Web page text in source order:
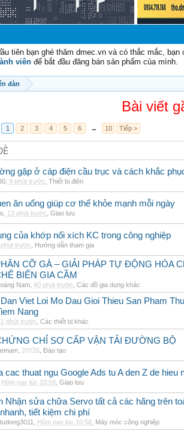
tiên bạn ghé thăm dmec.vn và có thắc mắc, bạn
viên để bắt đầu đăng bán sản phẩm của mình.
đàn
Bài viết
1 2 3 4 5 6 → 10 Tiếp >
gặp ở cáp điện cầu trục và cách khắc
9 phút trước Thiết bị điện
ăn uống giúp cơ thể khỏe mạnh mỗi ngày
13 phút trước Giao lưu
của khớp nối xích KC trong công nghiệp
phút trước Hướng dẫn tham gia
CỠ GÀ – GIẢI PHÁP TỰ ĐỘNG HÓA
BIẾN GIA CẦM
Nam 40 phút trước Các đồ gia dụng khác
Viet Loi Mo Dau Gioi Thieu San Pham
Nang
phút trước Các thiết bị khác
CHỈ SƠ CẤP VẬN TẢI ĐƯỜNG BỘ
2/7/26 Đào tạo
cac thuat ngu Google Ads tu A den Z de hieu
Hôm nay lúc 10:59 Giao lưu
Nhận sửa chữa Servo tất cả các hãng trên
tiết kiệm chi phí
Hôm nay lúc 10:58 Máy móc công nghiệp